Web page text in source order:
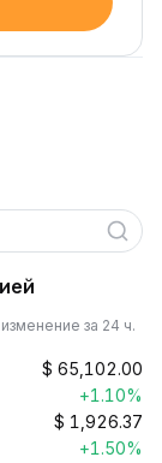
за 24 ч.
$ 65,102.00
+1.10%
$ 1,926.37
+1.50%